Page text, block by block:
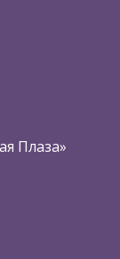
Плаза»